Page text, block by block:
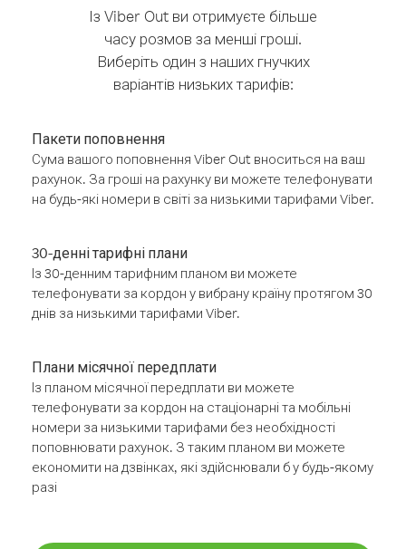
Із Viber Out ви отримуєте більше
часу розмов за менші гроші.
Виберіть один з наших гнучких
варіантів низьких тарифів:
Пакети поповнення
Сума вашого поповнення Viber Out вноситься на ваш
рахунок. За гроші на рахунку ви можете телефонувати
на будь-які номери в світі за низькими тарифами Viber.
30-денні тарифні плани
Із 30-денним тарифним планом ви можете
телефонувати за кордон у вибрану країну протягом 30
днів за низькими тарифами Viber.
Плани місячної передплати
Із планом місячної передплати ви можете
телефонувати за кордон на стаціонарні та мобільні
номери за низькими тарифами без необхідності
поповнювати рахунок. З таким планом ви можете
економити на дзвінках, які здійснювали б у будь-якому
разі